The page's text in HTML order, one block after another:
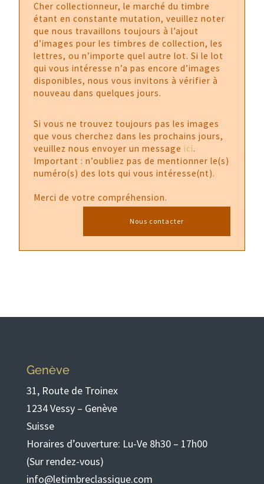
Cher collectionneur, le marché du timbre
étant en constante mutation, veuillez noter
que nous travaillons toujours à l’ajout
d’images pour les timbres de collection, les
lettres, ou n’importe quel autre lot. Si le lot
qui vous intéresse n’a pas encore d’images
disponibles, nous vous invitons à vérifier à
nouveau dans quelques jours.
Si vous ne trouvez toujours pas les images
que vous cherchez dans les prochains jours,
veuillez nous envoyer un message ici.
Important : n’oubliez pas de mentionner le(s)
numéro(s) des lots qui vous intéresse(nt).
Merci de votre compréhension.
Nous contacter
Genève
31, Route de Troinex
1234 Vessy – Genève
Suisse
Horaires d’ouverture: Lu-Ve 8h30 – 17h00
(Sur rendez-vous)
info@letimbreclassique.com